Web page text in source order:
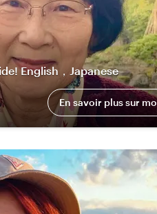
Your friendly Fukui guide! English，Japanese
En savoir plus sur